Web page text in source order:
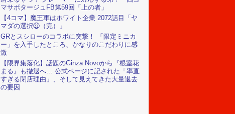
マサボタージュFB第59回「上の者」
【4コマ】魔王軍はホワイト企業 2072話目「ヤ
マダの選択㉒（完）」
GRとスシローのコラボに突撃！ 「限定ミニカ
ー」を入手したところ、かなりのこだわりに感
激
【限界集落化】話題のGinza Novoから『根室花
まる』も撤退へ… 公式ページに記された「率直
すぎる閉店理由」、そして見えてきた大量退去
の要因